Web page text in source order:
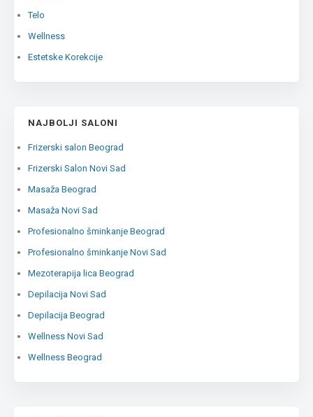
Telo
Wellness
Estetske Korekcije
NAJBOLJI SALONI
Frizerski salon Beograd
Frizerski Salon Novi Sad
Masaža Beograd
Masaža Novi Sad
Profesionalno šminkanje Beograd
Profesionalno šminkanje Novi Sad
Mezoterapija lica Beograd
Depilacija Novi Sad
Depilacija Beograd
Wellness Novi Sad
Wellness Beograd